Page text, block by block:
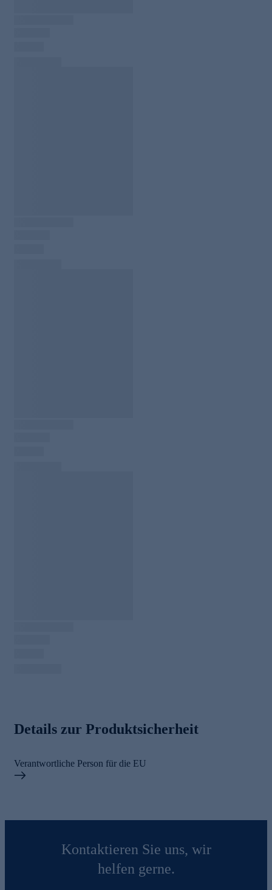
Details zur Produktsicherheit
Verantwortliche Person für die EU
Kontaktieren Sie uns, wir
helfen gerne.